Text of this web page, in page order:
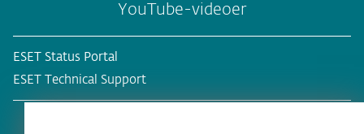
YouTube-videoer
ESET Status Portal
ESET Technical Support